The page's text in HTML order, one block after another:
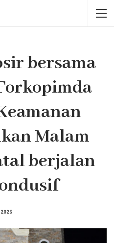
bersama
Malam
berjalan
2025